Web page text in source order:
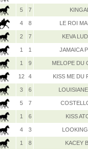
5 7
4 8 LE ROI
2 7 KEVA
1 1 JAMAICA
1 9 MELOPE DU
12 4 KISS ME DU
3 6
5 7
1 6 KISS
4 3
1 8 KACEY